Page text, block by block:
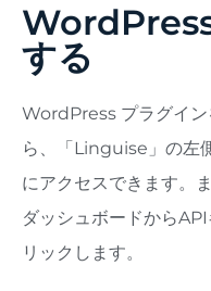
する
WordPress プラグイン
ら、「Linguise」の左
にアクセスできます。
ダッシュボードから
リックします。